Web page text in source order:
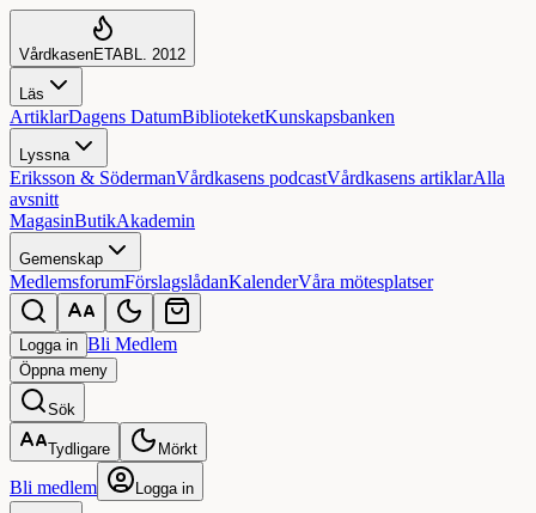
VårdkasenETABL. 2012
Läs
ArtiklarDagens DatumBiblioteketKunskapsbanken
Lyssna
Eriksson & SödermanVårdkasens podcastVårdkasens artiklarAlla
avsnitt
MagasinButikAkademin
Gemenskap
MedlemsforumFörslagslådanKalenderVåra mötesplatser
Logga in Bli Medlem
Öppnameny
Sök
Tydligare Mörkt
Bli medlem Logga in